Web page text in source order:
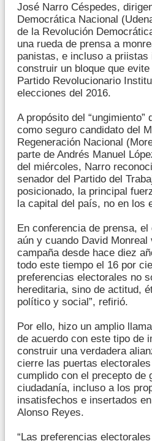
José Narro Céspedes,
Democrática Nacional
de la Revolución
una rueda de prensa a
panistas, e incluso a
construir un bloque que
Partido Revolucionario
elecciones del 2016.
A propósito del
como seguro candidato del
Regeneración Nacional
parte de Andrés Manuel
del miércoles, Narro
senador del Partido del
posicionado, la principal
la capital del país, no en los
En conferencia de prensa,
aún y cuando David Monreal
campaña desde hace diez
todo este tiempo el 16 por
preferencias electorales no
hereditaria, sino de actitud,
político y social”, refirió.
Por ello, hizo un amplio
de acuerdo con este tipo de
construir una verdadera
cierre las puertas
cumplido con el precepto de
ciudadanía, incluso a los
insatisfechos e insertados
Alonso Reyes.
“Las preferencias